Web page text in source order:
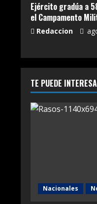
Ejército gradúa a
el Campamento
Redaccion
TE PUEDE
Nacionales